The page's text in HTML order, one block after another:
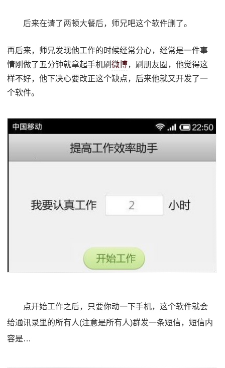
后来在请了两顿大餐后，师兄吧这个软件删了。
再后来，师兄发现他工作的时候经常分心，经常是一件事
情刚做了五分钟就拿起手机刷微博，刷朋友圈，他觉得这
样不好，他下决心要改正这个缺点，后来他就又开发了一
个软件。
点开始工作之后，只要你动一下手机，这个软件就会
给通讯录里的所有人(注意是所有人)群发一条短信，短信内
容是…